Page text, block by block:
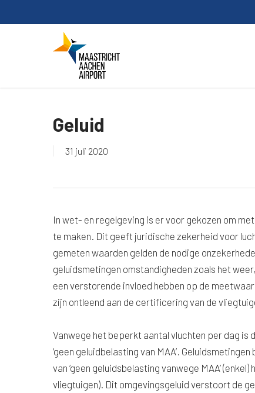
to
Geluid
31 juli 2020
In wet- en regelgeving is er voor gekozen om
te maken. Dit geeft juridische zekerheid voor
gemeten waarden gelden de nodige
geluidsmetingen omstandigheden zoals het
een verstorende invloed hebben op de
zijn ontleend aan de certificering van de
Vanwege het beperkt aantal vluchten per dag is
‘geen geluidbelasting van MAA’.
van ‘geen geluidsbelasting vanwege MAA’
vliegtuigen). Dit omgevingsgeluid verstoort de